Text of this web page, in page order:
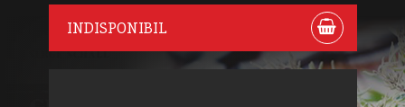
INDISPONIBIL